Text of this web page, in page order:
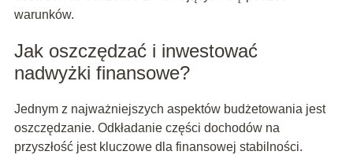
warunków.
Jak oszczędzać i inwestować
nadwyżki finansowe?
Jednym z najważniejszych aspektów budżetowania jest
oszczędzanie. Odkładanie części dochodów na
przyszłość jest kluczowe dla finansowej stabilności.